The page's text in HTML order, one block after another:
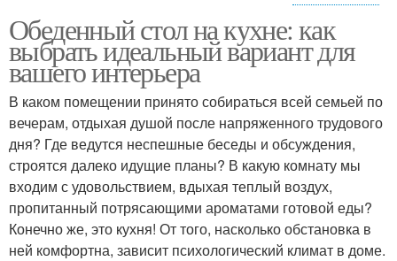
Стол на кухню Стол для кухни
Обеденные столы Место на кухне
Стеклянные столы Округлые столы
Обеденный стол на кухне: как
выбрать идеальный вариант для
вашего интерьера
В каком помещении принято собираться всей семьей по
вечерам, отдыхая душой после напряженного трудового
дня? Где ведутся неспешные беседы и обсуждения,
строятся далеко идущие планы? В какую комнату мы
входим с удовольствием, вдыхая теплый воздух,
пропитанный потрясающими ароматами готовой еды?
Конечно же, это кухня! От того, насколько обстановка в
ней комфортна, зависит психологический климат в доме.